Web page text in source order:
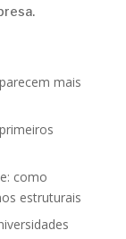
mais
como
estruturais